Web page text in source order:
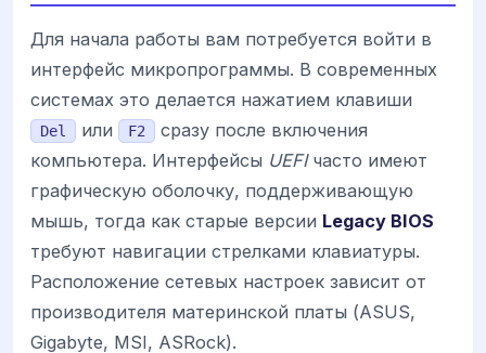
Для начала работы вам потребуется войти в
интерфейс микропрограммы. В современных
системах это делается нажатием клавиши
Del или F2
сразу после включения
компьютера. Интерфейсы UEFIчасто имеют
графическую оболочку, поддерживающую
мышь, тогда как старые версии Legacy BIOS
требуют навигации стрелками клавиатуры.
Расположение сетевых настроек зависит от
производителя материнской платы (ASUS,
Gigabyte, MSI, ASRock).